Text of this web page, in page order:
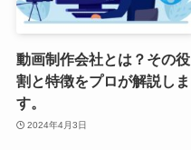
動画制作会社とは？その役
割と特徴をプロが解説しま
す。
2024年4月3日